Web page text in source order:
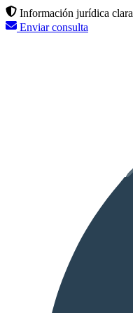
Información jurídica clara
Enviar consulta